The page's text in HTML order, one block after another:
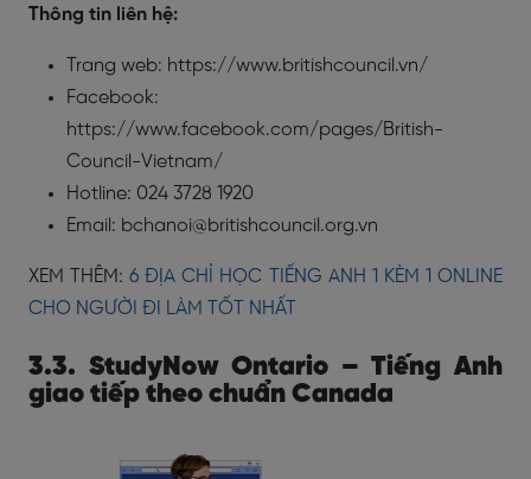
Thông tin liên hệ:
Trang web: https://www.britishcouncil.vn/
Facebook:
https://www.facebook.com/pages/British-
Council-Vietnam/
Hotline: 024 3728 1920
Email: bchanoi@britishcouncil.org.vn
XEM THÊM:6 ĐỊA CHỈ HỌC TIẾNG ANH 1 KÈM 1 ONLINE
CHO NGƯỜI ĐI LÀM TỐT NHẤT
3.3. StudyNow Ontario – Tiếng Anh
giao tiếp theo chuẩn Canada